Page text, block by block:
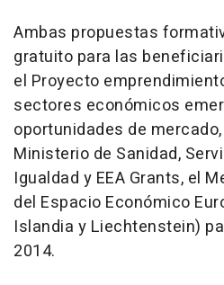
Ambas propuestas
gratuito para las
el Proyecto
sectores económicos
oportunidades de
Ministerio de Sanidad,
Igualdad y EEA Grants, el
del Espacio Económico
Islandia y Liechtenstein)
2014.